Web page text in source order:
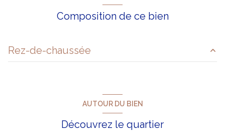
Composition de ce bien
Rez-de-chaussée
AUTOUR DU BIEN
Découvrez le quartier